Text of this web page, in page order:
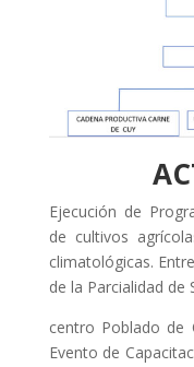
Ejecución de
de cultivos
climatológicas.
de la Parcialidad de
centro Poblado de
Evento de